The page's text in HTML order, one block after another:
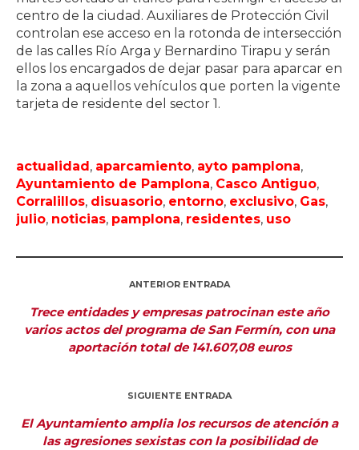
centro de la ciudad. Auxiliares de Protección Civil
controlan ese acceso en la rotonda de intersección
de las calles Río Arga y Bernardino Tirapu y serán
ellos los encargados de dejar pasar para aparcar en
la zona a aquellos vehículos que porten la vigente
tarjeta de residente del sector 1.
actualidad, aparcamiento, ayto pamplona,
Ayuntamiento de Pamplona, Casco Antiguo,
Corralillos, disuasorio, entorno, exclusivo, Gas,
julio, noticias, pamplona, residentes, uso
ANTERIOR ENTRADA
Trece entidades y empresas patrocinan este año
varios actos del programa de San Fermín, con una
aportación total de 141.607,08 euros
SIGUIENTE ENTRADA
El Ayuntamiento amplia los recursos de atención a
las agresiones sexistas con la posibilidad de